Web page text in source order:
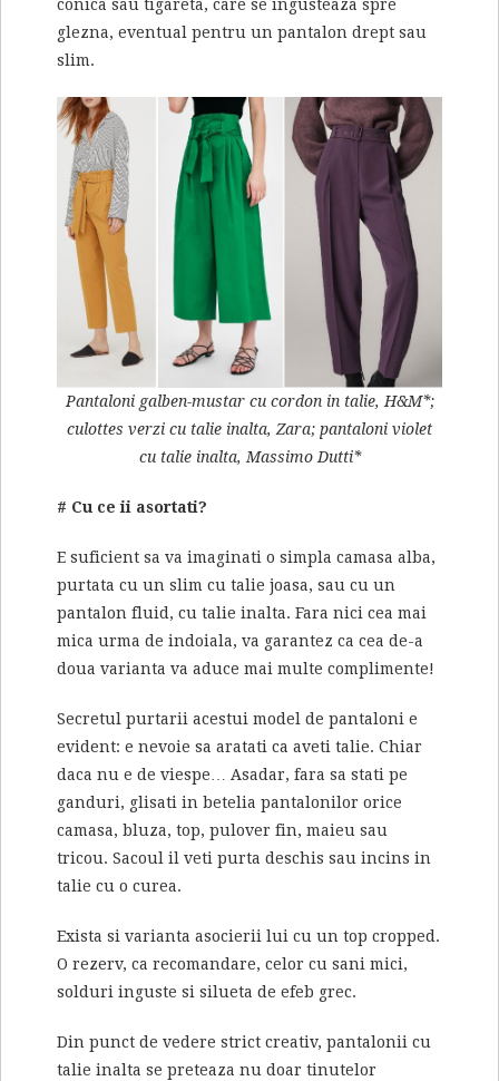
conica sau tigareta, care se ingusteaza spre
glezna, eventual pentru un pantalon drept sau
slim.
Pantaloni galben-mustar cu cordon in talie, H&M*;
culottes verzi cu talie inalta, Zara; pantaloni violet
cu talie inalta, Massimo Dutti*
# Cu ce ii asortati?
E suficient sa va imaginati o simpla camasa alba,
purtata cu un slim cu talie joasa, sau cu un
pantalon fluid, cu talie inalta. Fara nici cea mai
mica urma de indoiala, va garantez ca cea de-a
doua varianta va aduce mai multe complimente!
Secretul purtarii acestui model de pantaloni e
evident: e nevoie sa aratati ca aveti talie. Chiar
daca nu e de viespe… Asadar, fara sa stati pe
ganduri, glisati in betelia pantalonilor orice
camasa, bluza, top, pulover fin, maieu sau
tricou. Sacoul il veti purta deschis sau incins in
talie cu o curea.
Exista si varianta asocierii lui cu un top cropped.
O rezerv, ca recomandare, celor cu sani mici,
solduri inguste si silueta de efeb grec.
Din punct de vedere strict creativ, pantalonii cu
talie inalta se preteaza nu doar tinutelor